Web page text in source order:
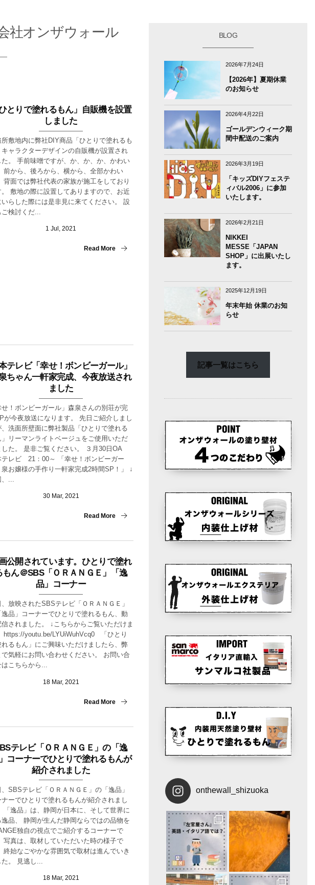
社オンザウォール
ひとりで塗れるもん」自販機を設置
しました
所敷地内に弊社DIY商品「ひとりで塗れるも
キャラクターデザインの自販機が設置され
た。 手前味噌ですが、か、か、か、かわい
前から、後ろから、横から、全部かわい
背面では弊社代表の家族が施工をしており
。 敷地の際に設置してありますので、お近
いらした際には是非見に来てください。 設
ご検討くだ...
1 Jul 2021
Read More
テレビ「幸せ！ボンビーガール」
ちゃん一軒家完成、今夜放送され
ました
せ！ボンビーガール」森泉さんの別荘が完
が今夜放送になります。 先日ご紹介しまし
、洗面所壁面に弊社製品「ひとりで塗れる
」リーマンライトベージュをご使用いただ
した。 是非ご覧ください。 ３月30日OA
テレビ 21：00～ 「幸せ！ボンビーガー
お嬢様の手作り一軒家完成2時間SP！」 ↓
、...
30 Mar, 2021
Read More
公開されています。ひとりで塗れ
もん＠SBS「ＯＲＡＮＧＥ」「逸
品」コーナー
、放映されたSBSテレビ「ＯＲＡＮＧＥ」
逸品」コーナーでひとりで塗れるもん、動
信されました。 ↓こちらからご覧いただけま
https://youtu.be/LYUiWuhVcq0 「ひとり
れるもん」にご興味いただけましたら、弊
で気軽にお問い合わせください。 お問い合
はこちらから...
18 Mar, 2021
Read More
テレビ「ＯＲＡＮＧＥ」の「逸
コーナーでひとりで塗れるもんが
紹介されました
、SBSテレビ「ＯＲＡＮＧＥ」の「逸品」
ナーでひとりで塗れるもんが紹介されまし
「逸品」は、静岡が日本に、そして世界に
逸品、 静岡が生んだ静岡ならではの品物を
独自の視点でご紹介するコーナーで
写真は、取材していただいた時の様子で
終始なごやかな雰囲気で取材は進んでいき
た。 見逃し...
18 Mar, 2021
BLOG
2026年7月24日
【2026年】夏期休業
のお知らせ
2026年4月22日
ゴールデンウィーク期
間中配送のご案内
2026年3月19日
「キッズDIYフェステ
ィバル2006」に参加
いたします。
2026年2月21日
NIKKEI
MESSE「JAPAN
SHOP」に出展いたし
ます。
2025年12月19日
年末年始 休業のお知
らせ
記事一覧はこちら
onthewall_shizuoka